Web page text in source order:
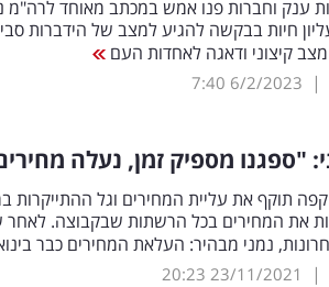
ענק וחברות פנו אמש במכתב מאוחד לרה"מ
חיות בבקשה להגיע למצב של הידברות
מצב קיצוני ודאגה לאחדות העם
|
6/2/2023
7:40
"ספגנו מספיק זמן, נעלה
תוקף את עליית המחירים וגל ההתייקרות
את המחירים בכל הרשתות שבקבוצה. לאחר
נמני מבהיר: העלאת המחירים כבר
|
23/11/2021
20:23